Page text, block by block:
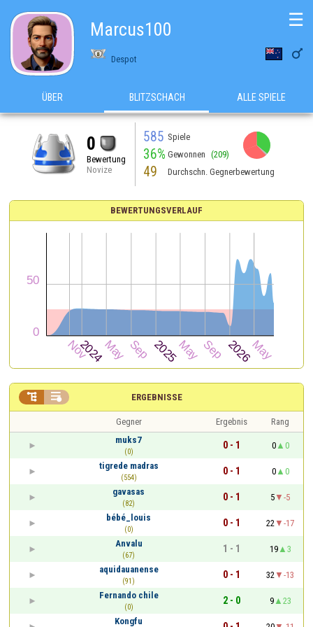
Marcus100
Despot 
☰
ÜBER BLITZSCHACH ALLE SPIELE
0
Bewertung
Novize
585 Spiele
36% Gewonnen (209)
49 Durchschn. Gegnerbewertung
BEWERTUNGSVERLAUF
ERGEBNISSE
 
Gegner Ergebnis
Rang
muks7
(0)
0 - 1 0
0
tigrede madras
(554)
0 - 1 0
0
gavasas
(82)
0 - 1 5
-5
bébé_louis
(0)
0 - 1 22
-17
Anvalu
(67)
1 - 1 19
3
aquidauanense
(91)
0 - 1 32
-13
Fernando chile
(0)
2 - 0 9
23
Kongfu